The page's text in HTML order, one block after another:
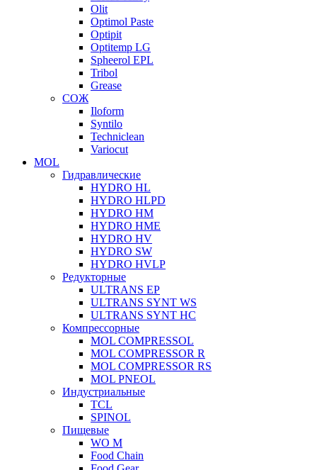
Olit
Optimol Paste
Optipit
Optitemp LG
Spheerol EPL
Tribol
Grease
СОЖ
Iloform
Syntilo
Techniclean
Variocut
MOL
Гидравлические
HYDRO HL
HYDRO HLPD
HYDRO HM
HYDRO HME
HYDRO HV
HYDRO SW
HYDRO HVLP
Редукторные
ULTRANS EP
ULTRANS SYNT WS
ULTRANS SYNT HC
Компрессорные
MOL COMPRESSOL
MOL COMPRESSOR R
MOL COMPRESSOR RS
MOL PNEOL
Индустриальные
TCL
SPINOL
Пищевые
WO M
Food Chain